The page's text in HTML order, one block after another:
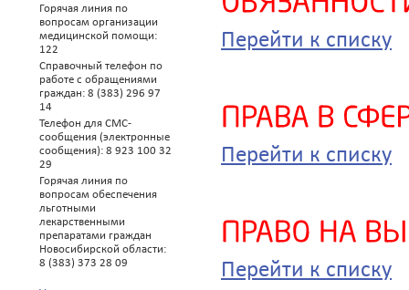
Горячая линия по
вопросам организации
медицинской помощи:
122
Справочный телефон по
работе с обращениями
граждан: 8 (383) 296 97
14
Телефон для СМС-
сообщения (электронные
сообщения): 8 923 100 32
29
Горячая линия по
вопросам обеспечения
льготными
лекарственными
препаратами граждан
Новосибирской области:
8 (383) 373 28 09
Перейти к списку
Перейти к списку
Перейти к списку